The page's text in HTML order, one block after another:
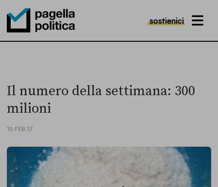
Pagella Politica Logo
sostienici MENU
Il numero della settimana: 300
milioni
10 FEB 17